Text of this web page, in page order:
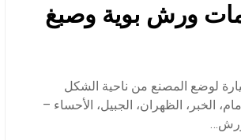
ورش بوية وصبغ
لوضع المصنع من ناحية الشكل
الخبر، الظهران، الجبيل، الأحساء –